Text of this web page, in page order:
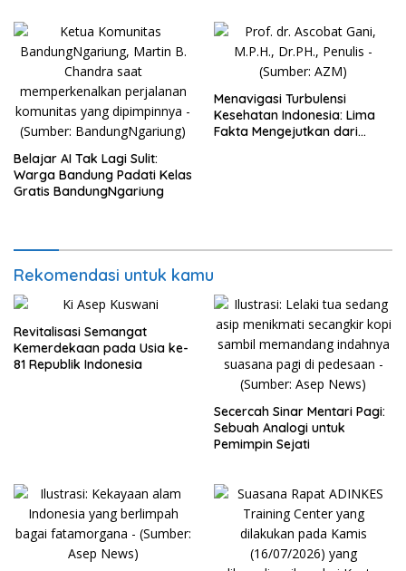
Belajar AI Tak Lagi Sulit:
Warga Bandung Padati Kelas
Gratis BandungNgariung
Menavigasi Turbulensi
Kesehatan Indonesia: Lima
Fakta Mengejutkan dari
Rekomendasi untuk kamu
Revitalisasi Semangat
Kemerdekaan pada Usia ke-
81 Republik Indonesia
Secercah Sinar Mentari Pagi:
Sebuah Analogi untuk
Pemimpin Sejati